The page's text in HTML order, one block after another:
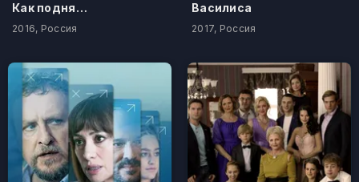
Как поднять миллион. Исповедь Z@drota
2016, Россия
Василиса
2017, Россия